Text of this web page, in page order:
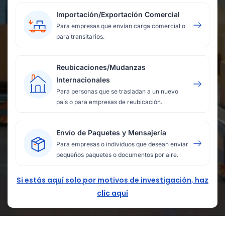
Importación/Exportación Comercial
Para empresas que envían carga comercial o
para transitarios.
Reubicaciones/Mudanzas
Internacionales
Para personas que se trasladan a un nuevo
país o para empresas de reubicación.
Envío de Paquetes y Mensajería
Para empresas o individuos que desean enviar
pequeños paquetes o documentos por aire.
Si estás aquí solo por motivos de investigación, haz
clic aquí